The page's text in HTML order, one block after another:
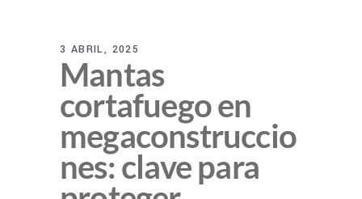
3 ABRIL, 2025
Mantas
cortafuego en
megaconstruccio
nes: clave para